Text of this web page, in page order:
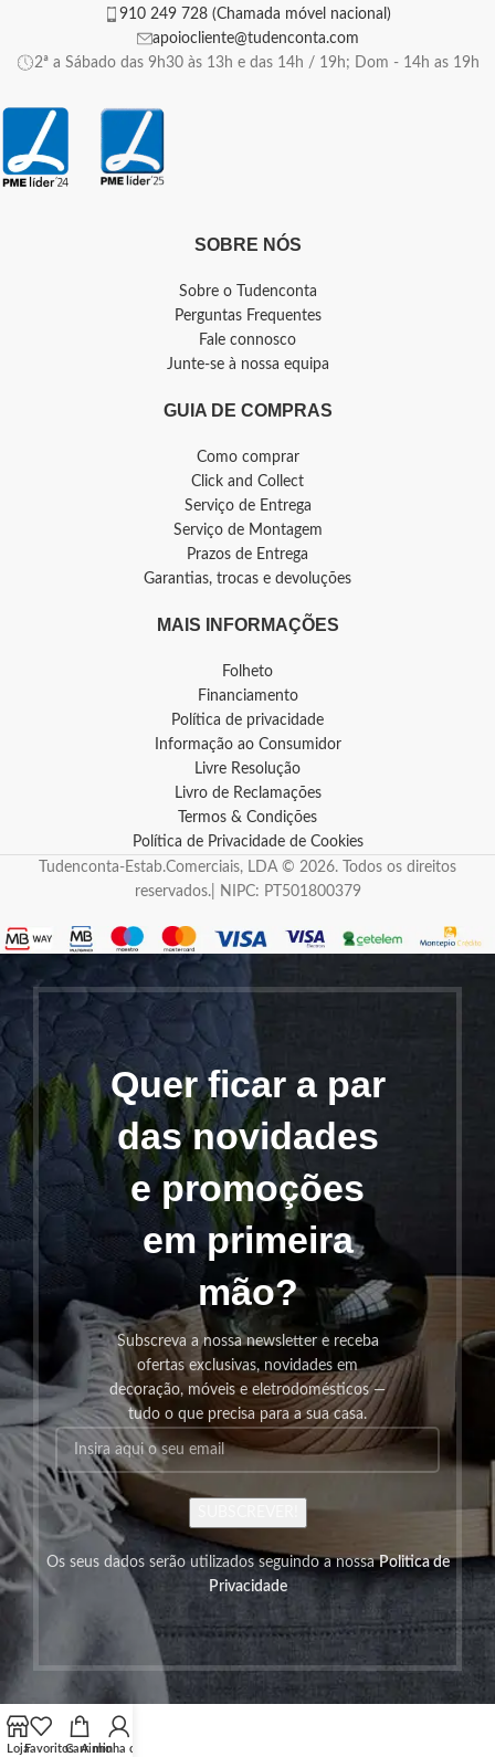
910 249 728 (Chamada móvel nacional)
apoiocliente@tudenconta.com
2ª a Sábado das 9h30 às 13h e das 14h / 19h; Dom - 14h as 19h
SOBRE NÓS
Sobre o Tudenconta
Perguntas Frequentes
Fale connosco
Junte-se à nossa equipa
GUIA DE COMPRAS
Como comprar
Click and Collect
Serviço de Entrega
Serviço de Montagem
Prazos de Entrega
Garantias, trocas e devoluções
MAIS INFORMAÇÕES
Folheto
Financiamento
Política de privacidade
Informação ao Consumidor
Livre Resolução
Livro de Reclamações
Termos & Condições
Política de Privacidade de Cookies
Tudenconta-Estab.Comerciais, LDA © 2026. Todos os direitos
reservados.| NIPC: PT501800379
Quer ficar a par
das novidades
e promoções
em primeira
mão?
Subscreva a nossa newsletter e receba
ofertas exclusivas, novidades em
decoração, móveis e eletrodomésticos —
tudo o que precisa para a sua casa.
Os seus dados serão utilizados seguindo a nossaPolitica de
Privacidade
LojaFavoritosCarrinho
A minha conta